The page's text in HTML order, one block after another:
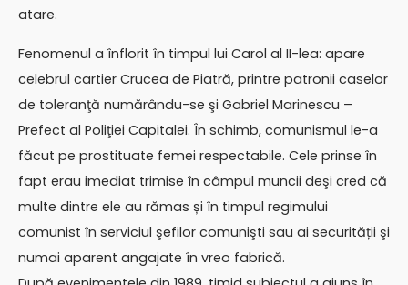
atare.
Fenomenul a înflorit în timpul lui Carol al II-lea: apare
celebrul cartier Crucea de Piatră, printre patronii caselor
de toleranţă numărându-se şi Gabriel Marinescu –
Prefect al Poliţiei Capitalei. În schimb, comunismul le-a
făcut pe prostituate femei respectabile. Cele prinse în
fapt erau imediat trimise în câmpul muncii deşi cred că
multe dintre ele au rămas și în timpul regimului
comunist în serviciul şefilor comunişti sau ai securității şi
numai aparent angajate în vreo fabrică.